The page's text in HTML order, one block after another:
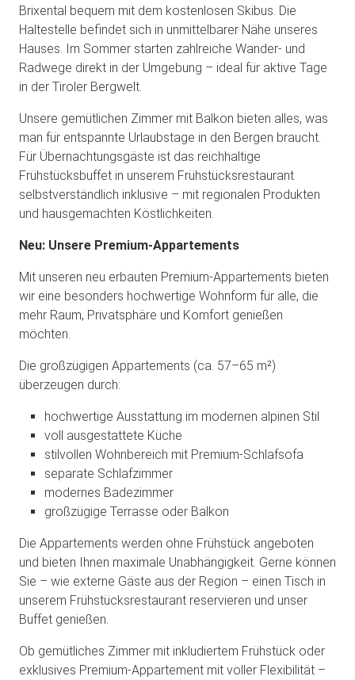
Brixental bequem mit dem kostenlosen Skibus. Die
Haltestelle befindet sich in unmittelbarer Nähe unseres
Hauses. Im Sommer starten zahlreiche Wander- und
Radwege direkt in der Umgebung – ideal für aktive Tage
in der Tiroler Bergwelt.
Unsere gemütlichen Zimmer mit Balkon bieten alles, was
man für entspannte Urlaubstage in den Bergen braucht.
Für Übernachtungsgäste ist das reichhaltige
Frühstücksbuffet in unserem Frühstücksrestaurant
selbstverständlich inklusive – mit regionalen Produkten
und hausgemachten Köstlichkeiten.
Neu: Unsere Premium-Appartements
Mit unseren neu erbauten Premium-Appartements bieten
wir eine besonders hochwertige Wohnform für alle, die
mehr Raum, Privatsphäre und Komfort genießen
möchten.
Die großzügigen Appartements (ca. 57–65 m²)
überzeugen durch:
hochwertige Ausstattung im modernen alpinen Stil
voll ausgestattete Küche
stilvollen Wohnbereich mit Premium-Schlafsofa
separate Schlafzimmer
modernes Badezimmer
großzügige Terrasse oder Balkon
Die Appartements werden ohne Frühstück angeboten
und bieten Ihnen maximale Unabhängigkeit. Gerne können
Sie – wie externe Gäste aus der Region – einen Tisch in
unserem Frühstücksrestaurant reservieren und unser
Buffet genießen.
Ob gemütliches Zimmer mit inkludiertem Frühstück oder
exklusives Premium-Appartement mit voller Flexibilität –